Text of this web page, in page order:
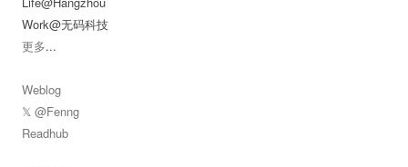
Work@无码科技
更多...
Weblog
𝕏 @Fenng
Readhub